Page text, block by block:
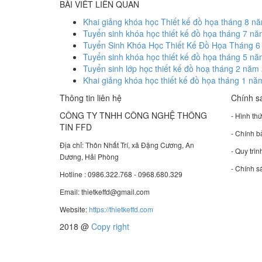
BÀI VIẾT LIÊN QUAN
Khai giảng khóa học Thiết kế đồ họa tháng 8
Tuyển sinh khóa học thiết kế đồ họa tháng 7
Tuyển Sinh Khóa Học Thiết Kế Đồ Họa Tháng
Tuyển sinh khóa học thiết kế đồ họa tháng 5
Tuyển sinh lớp học thiết kế đồ hoạ tháng 2
Khai giảng khóa học thiết kế đồ họa tháng 1
Thông tin liên hệ
CÔNG TY TNHH CÔNG NGHỆ THÔNG
TIN FFD
Địa chỉ: Thôn Nhất Trí, xã Đặng Cương, An
Dương, Hải Phòng
Hotline : 0986.322.768 - 0968.680.329
Email: thietkeffd@gmail.com
Website:https://thietkeffd.com
Chính
- Hình
- Chính
- Quy
- Chính
2018 @ Copy right